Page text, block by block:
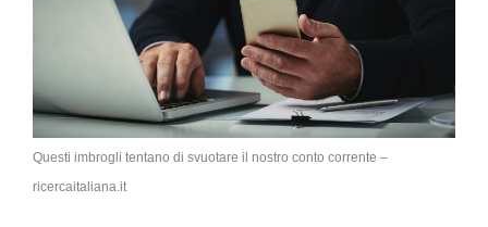
Questi imbrogli tentano di svuotare il nostro conto corrente –
ricercaitaliana.it